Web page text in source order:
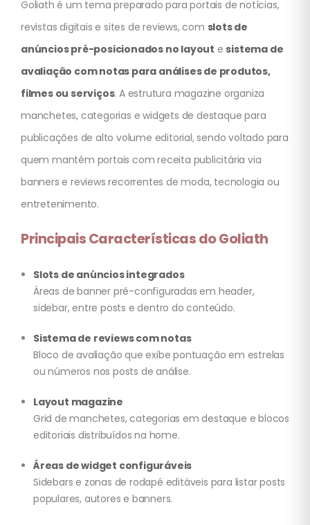
Goliath é um tema preparado para portais de notícias,
revistas digitais e sites de reviews, com slots de
anúncios pré-posicionados no layout e sistema de
avaliação com notas para análises de produtos,
filmes ou serviços. A estrutura magazine organiza
manchetes, categorias e widgets de destaque para
publicações de alto volume editorial, sendo voltado para
quem mantém portais com receita publicitária via
banners e reviews recorrentes de moda, tecnologia ou
entretenimento.
Principais Características do Goliath
Slots de anúncios integrados
Áreas de banner pré-configuradas em header,
sidebar, entre posts e dentro do conteúdo.
Sistema de reviews com notas
Bloco de avaliação que exibe pontuação em estrelas
ou números nos posts de análise.
Layout magazine
Grid de manchetes, categorias em destaque e blocos
editoriais distribuídos na home.
Áreas de widget configuráveis
Sidebars e zonas de rodapé editáveis para listar posts
populares, autores e banners.